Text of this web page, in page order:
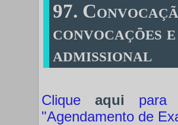
97.
convocações
admissional
Clique aqui para
"Agendamento de